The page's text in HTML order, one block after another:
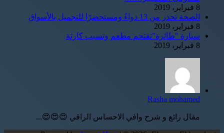
8 فبراير، 2019
الصحة تحذر من 13 دواءً ومستحضرًا للتجميل بالأسواق
8 فبراير، 2019
سيارة "طائرة"تقتحم مطعم وتسبب كارثة
8 فبراير، 2019
Rasha mohamed
مقال رائع و شرح وافي الاحساس الراقي 😍😍😍...